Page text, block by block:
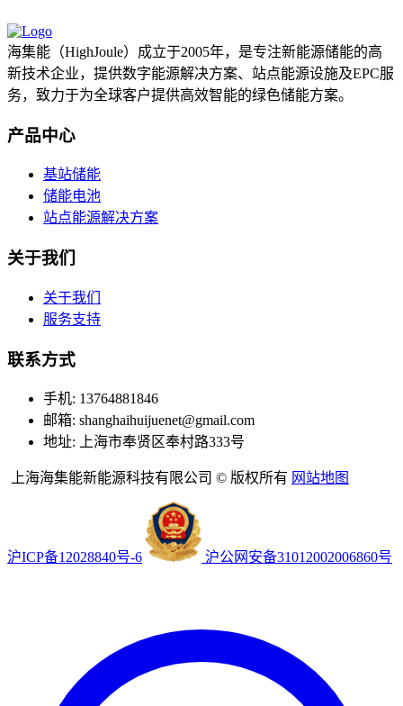
海集能（HighJoule）成立于2005年，是专注新能源储能的高
新技术企业，提供数字能源解决方案、站点能源设施及EPC服
务，致力于为全球客户提供高效智能的绿色储能方案。
产品中心
基站储能
储能电池
站点能源解决方案
关于我们
关于我们
服务支持
联系方式
手机: 13764881846
邮箱: shanghaihuijuenet@gmail.com
地址: 上海市奉贤区奉村路333号
上海海集能新能源科技有限公司 © 版权所有 网站地图
沪ICP备12028840号-6 沪公网安备31012002006860号